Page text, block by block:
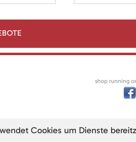
shop running
Cookies um Dienste